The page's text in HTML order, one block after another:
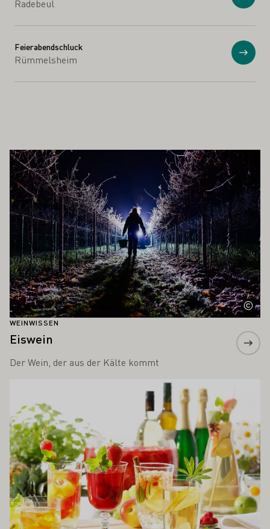
Radebeul
Feierabendschluck
Rümmelsheim
INTERESSIEREN
WEINWISSEN
Eiswein
Der Wein, der aus der Kälte kommt
Mehr erfahren